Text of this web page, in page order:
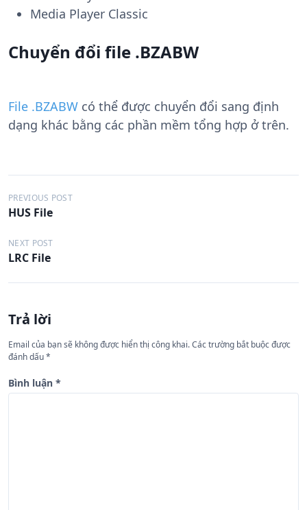
Media Player Classic
Chuyển đổi file .BZABW
File .BZABW có thể được chuyển đổi sang định
dạng khác bằng các phần mềm tổng hợp ở trên.
Đ
i
ề
u
h
ớ
n
g
b
PREVIOUS POST
HUS File
NEXT POST
LRC File
Trả lời
Email của bạn sẽ không được hiển thị công khai.Các trường bắt buộc được
đánh dấu*
Bình luận *